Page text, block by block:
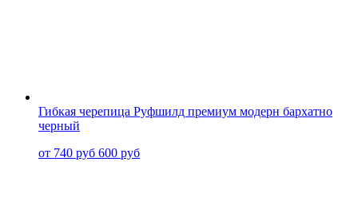
Гибкая черепица Руфшилд премиум модерн бархатно
черный
от 740 руб 600 руб